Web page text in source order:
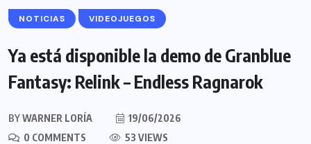
NOTICIAS VIDEOJUEGOS
Ya está disponible la demo de Granblue
Fantasy: Relink – Endless Ragnarok
BYWARNER LORÍA
19/06/2026
0 COMMENTS
53 VIEWS